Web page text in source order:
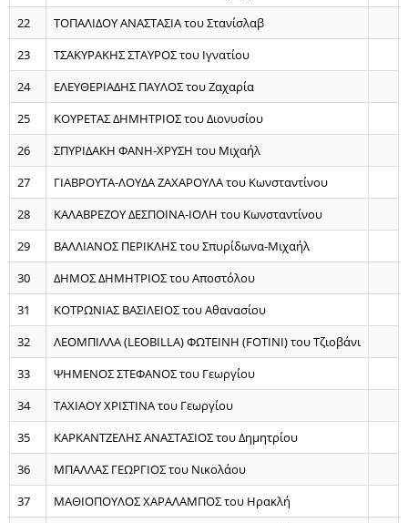
22
ΤΟΠΑΛΙΔΟΥ ΑΝΑΣΤΑΣΙΑ του Στανίσλαβ
23
ΤΣΑΚΥΡΑΚΗΣ ΣΤΑΥΡΟΣ του Ιγνατίου
24
ΕΛΕΥΘΕΡΙΑΔΗΣ ΠΑΥΛΟΣ του Ζαχαρία
25
ΚΟΥΡΕΤΑΣ ΔΗΜΗΤΡΙΟΣ του Διονυσίου
26
ΣΠΥΡΙΔΑΚΗ ΦΑΝΗ-ΧΡΥΣΗ του Μιχαήλ
27
ΓΙΑΒΡΟΥΤΑ-ΛΟΥΔΑ ΖΑΧΑΡΟΥΛΑ του Κωνσταντίνου
28
ΚΑΛΑΒΡΕΖΟΥ ΔΕΣΠΟΙΝΑ-ΙΟΛΗ του Κωνσταντίνου
29
ΒΑΛΛΙΑΝΟΣ ΠΕΡΙΚΛΗΣ του Σπυρίδωνα-Μιχαήλ
30
ΔΗΜΟΣ ΔΗΜΗΤΡΙΟΣ του Αποστόλου
31
ΚΟΤΡΩΝΙΑΣ ΒΑΣΙΛΕΙΟΣ του Αθανασίου
32
ΛΕΟΜΠΙΛΛΑ (LEOBILLA) ΦΩΤΕΙΝΗ (FOTINI) του Τζιοβάνι
33
ΨΗΜΕΝΟΣ ΣΤΕΦΑΝΟΣ του Γεωργίου
34
ΤΑΧΙΑΟΥ ΧΡΙΣΤΙΝΑ του Γεωργίου
35
ΚΑΡΚΑΝΤΖΕΛΗΣ ΑΝΑΣΤΑΣΙΟΣ του Δημητρίου
36
ΜΠΑΛΛΑΣ ΓΕΩΡΓΙΟΣ του Νικολάου
37
ΜΑΘΙΟΠΟΥΛΟΣ ΧΑΡΑΛΑΜΠΟΣ του Ηρακλή